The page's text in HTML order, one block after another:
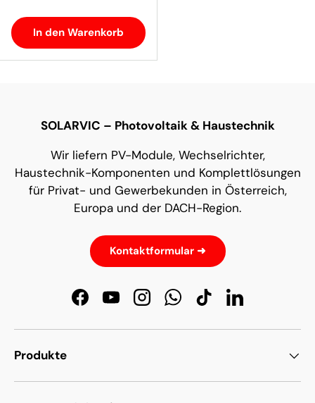
In den Warenkorb
SOLARVIC – Photovoltaik & Haustechnik
Wir liefern PV-Module, Wechselrichter,
Haustechnik-Komponenten und Komplettlösungen
für Privat- und Gewerbekunden in Österreich,
Europa und der DACH-Region.
Kontaktformular ➜
FacebookYouTubeInstagramWhatsApp
TikTokLinkedIn
Produkte